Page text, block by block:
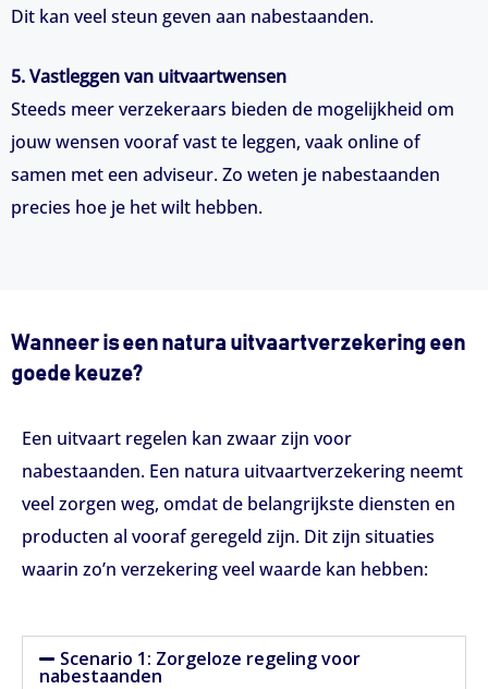
Dit kan veel steun geven aan nabestaanden.
5. Vastleggen van uitvaartwensen
Steeds meer verzekeraars bieden de mogelijkheid om
jouw wensen vooraf vast te leggen, vaak online of
samen met een adviseur. Zo weten je nabestaanden
precies hoe je het wilt hebben.
Wanneer is een natura uitvaartverzekering een
goede keuze?
Een uitvaart regelen kan zwaar zijn voor
nabestaanden. Een natura uitvaartverzekering neemt
veel zorgen weg, omdat de belangrijkste diensten en
producten al vooraf geregeld zijn. Dit zijn situaties
waarin zo’n verzekering veel waarde kan hebben:
Scenario 1: Zorgeloze regeling voor
nabestaanden